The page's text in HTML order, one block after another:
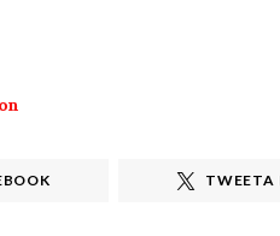
TWEETA